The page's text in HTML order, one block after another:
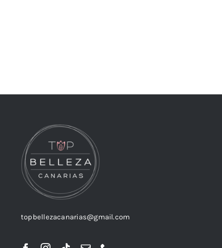
topbellezacanarias@gmail.com